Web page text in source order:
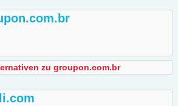
zu groupon.com.br